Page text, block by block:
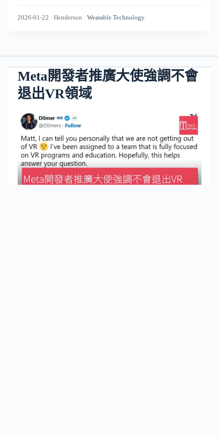
2026-01-22 · Henderson · Wearable Technology
Meta開發者推廣大使強調不會
退出VR領域